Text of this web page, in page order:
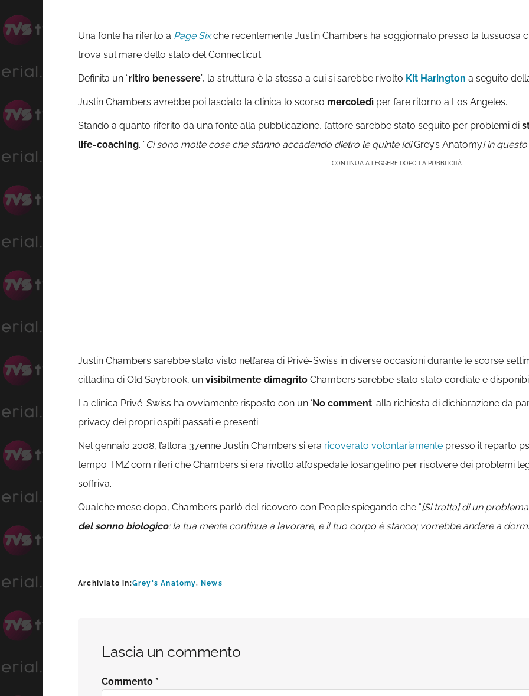
Una fonte ha riferito a Page Sixche recentemente Justin Chambers ha soggiornato presso la lussuosa
trova sul mare dello stato del Connecticut.
Definita un “ritiro benessere”, la struttura è la stessa a cui si sarebbe rivolto Kit Harington a seguito
Justin Chambers avrebbe poi lasciato la clinica lo scorso mercoledì per fare ritorno a Los Angeles.
Stando a quanto riferito da una fonte alla pubblicazione, l’attore sarebbe stato seguito per problemi di
life-coaching. “Ci sono molte cose che stanno accadendo dietro le quinte [diGrey’s Anatomy] in
CONTINUA A LEGGERE DOPO LA PUBBLICITÀ
Justin Chambers sarebbe stato visto nell’area di Privé-Swiss in diverse occasioni durante le scorse
cittadina di Old Saybrook, un visibilmente dimagrito Chambers sarebbe stato stato cordiale e
La clinica Privé-Swiss ha ovviamente risposto con un ‘No comment‘ alla richiesta di dichiarazione da
privacy dei propri ospiti passati e presenti.
Nel gennaio 2008, l’allora 37enne Justin Chambers si era ricoverato volontariamente presso il reparto
tempo TMZ.com riferì che Chambers si era rivolto all’ospedale losangelino per risolvere dei problemi
soffriva.
Qualche mese dopo, Chambers parlò del ricovero con People spiegando che “[Si tratta] di un
del sonno biologico: la tua mente continua a lavorare, e il tuo corpo è stanco; vorrebbe andare a
Archiviato in:Grey's Anatomy, News
Lascia un commento
Commento *